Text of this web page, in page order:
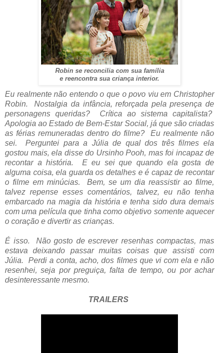
Robin se reconcilia com sua família
e reencontra sua criança interior.
Eu realmente não entendo o que o povo viu em Christopher
Robin. Nostalgia da infância, reforçada pela presença de
personagens queridas? Crítica ao sistema capitalista?
Apologia ao Estado de Bem-Estar Social, já que são criadas
as férias remuneradas dentro do filme? Eu realmente não
sei. Perguntei para a Júlia de qual dos três filmes ela
gostou mais, ela disse do Ursinho Pooh, mas foi incapaz de
recontar a história. E eu sei que quando ela gosta de
alguma coisa, ela guarda os detalhes e é capaz de recontar
o filme em minúcias. Bem, se um dia reassistir ao filme,
talvez repense esses comentários, talvez, eu não tenha
embarcado na magia da história e tenha sido dura demais
com uma película que tinha como objetivo somente aquecer
o coração e divertir as crianças.
É isso. Não gosto de escrever resenhas compactas, mas
estava deixando passar muitas coisas que assisti com
Júlia. Perdi a conta, acho, dos filmes que vi com ela e não
resenhei, seja por preguiça, falta de tempo, ou por achar
desinteressante mesmo.
TRAILERS